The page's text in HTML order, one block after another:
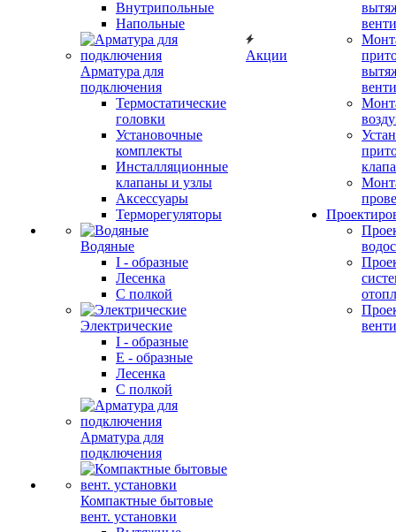
Внутрипольные
Напольные
Арматура для
подключения
Термостатические
головки
Установочные
комплекты
Инсталляционные
клапаны и узлы
Аксессуары
Терморегуляторы
Водяные
I - образные
Лесенка
С полкой
Электрические
I - образные
E - образные
Лесенка
С полкой
Арматура для
подключения
Компактные бытовые
вент. установки
Акции